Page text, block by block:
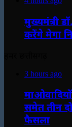
मुख्यमंत्री
करेंगे मेगा
3 hours ago
समेत तीन
फैसला